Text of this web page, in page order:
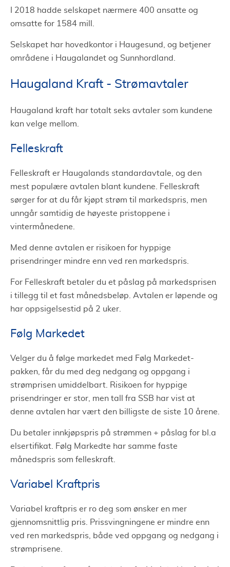
I 2018 hadde selskapet nærmere 400 ansatte og
omsatte for 1584 mill.
Selskapet har hovedkontor i Haugesund, og betjener
områdene i Haugalandet og Sunnhordland.
Haugaland Kraft - Strømavtaler
Haugaland kraft har totalt seks avtaler som kundene
kan velge mellom.
Felleskraft
Felleskraft er Haugalands standardavtale, og den
mest populære avtalen blant kundene. Felleskraft
sørger for at du får kjøpt strøm til markedspris, men
unngår samtidig de høyeste pristoppene i
vintermånedene.
Med denne avtalen er risikoen for hyppige
prisendringer mindre enn ved ren markedspris.
For Felleskraft betaler du et påslag på markedsprisen
i tillegg til et fast månedsbeløp. Avtalen er løpende og
har oppsigelsestid på 2 uker.
Følg Markedet
Velger du å følge markedet med Følg Markedet-
pakken, får du med deg nedgang og oppgang i
strømprisen umiddelbart. Risikoen for hyppige
prisendringer er stor, men tall fra SSB har vist at
denne avtalen har vært den billigste de siste 10 årene.
Du betaler innkjøpspris på strømmen + påslag for bl.a
elsertifikat. Følg Markedte har samme faste
månedspris som felleskraft.
Variabel Kraftpris
Variabel kraftpris er ro deg som ønsker en mer
gjennomsnittlig pris. Prissvingningene er mindre enn
ved ren markedspris, både ved oppgang og nedgang i
strømprisene.